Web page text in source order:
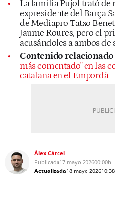
La familia Pujol trató de
expresidente del Barça
de Mediapro Tatxo
Jaume Roures, pero el
acusándoles a ambos
Contenido relacionado
más comentado" en las
catalana en el Empordà
Àlex Cárcel
Publicada17 mayo 202600:00h
Actualizada18 mayo 2026